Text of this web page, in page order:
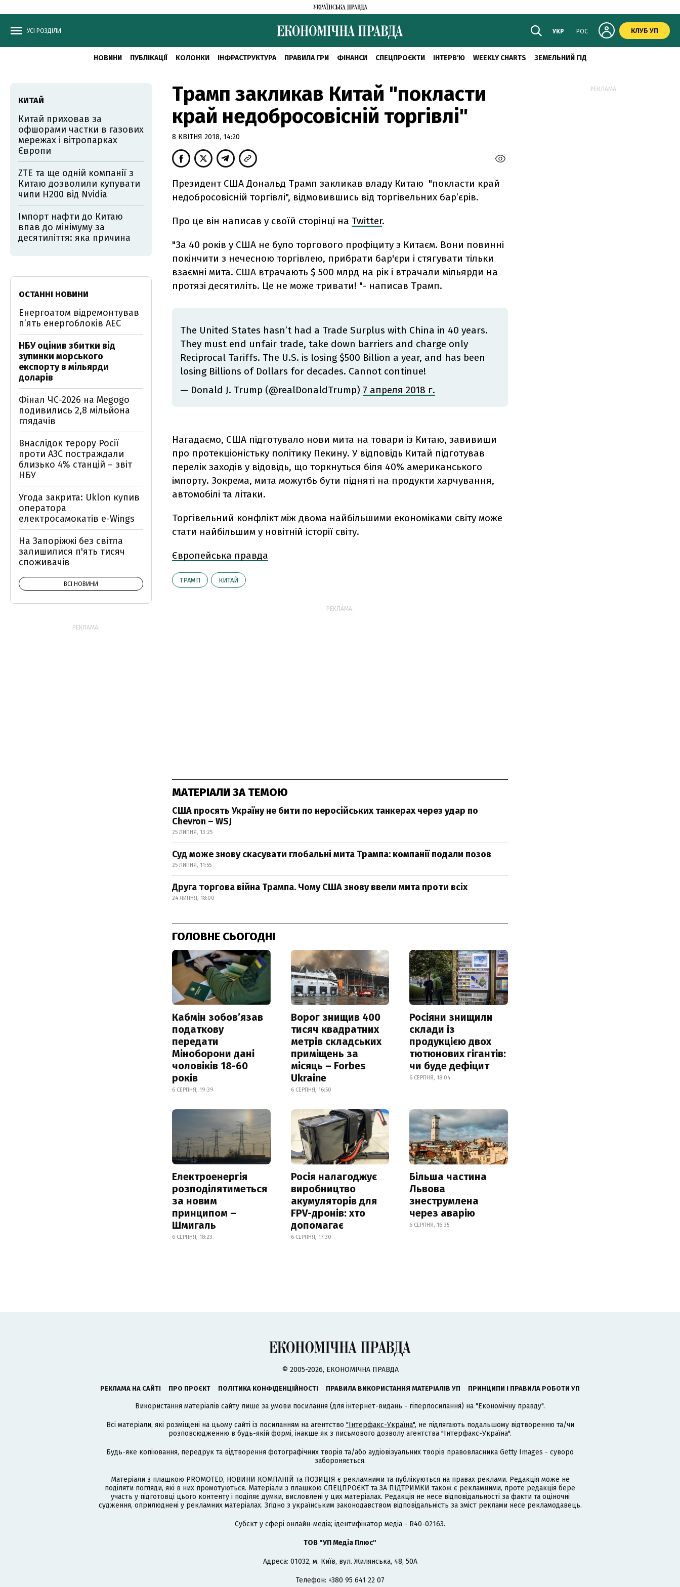
УСІ РОЗДІЛИ УКР РОС КЛУБ УП
НОВИНИ ПУБЛІКАЦІЇ КОЛОНКИ ІНФРАСТРУКТУРА ПРАВИЛА ГРИ ФІНАНСИ СПЕЦПРОЄКТИ ІНТЕРВ'Ю WEEKLY CHARTS ЗЕМЕЛЬНИЙ ГІД
Трамп закликав Китай "покласти
край недобросовісній торгівлі"
8 КВІТНЯ 2018, 14:20
Президент США Дональд Трамп закликав владу Китаю "покласти край
недобросовісній торгівлі", відмовившись від торгівельних бар’єрів.
Про це він написав у своїй сторінці на Twitter.
"За 40 років у США не було торгового профіциту з Китаєм. Вони повинні
покінчити з нечесною торгівлею, прибрати бар'єри і стягувати тільки
взаємні мита. США втрачають $ 500 млрд на рік і втрачали мільярди на
протязі десятиліть. Це не може тривати! "- написав Трамп.
The United States hasn’t had a Trade Surplus with China in 40 years.
They must end unfair trade, take down barriers and charge only
Reciprocal Tariffs. The U.S. is losing $500 Billion a year, and has been
losing Billions of Dollars for decades. Cannot continue!
— Donald J. Trump (@realDonaldTrump) 7 апреля 2018 г.
Нагадаємо, США підготувало нови мита на товари із Китаю, завивиши
про протекціоністьку політику Пекину. У відповідь Китай підготував
перелік заходів у відовідь, що торкнуться біля 40% американського
імпорту. Зокрема, мита можутбь бути підняті на продукти харчування,
автомобілі та літаки.
Торгівельний конфлікт між двома найбільшими економіками світу може
стати найбільшим у новітній історії світу.
Європейська правда
ТРАМП КИТАЙ
РЕКЛАМА:
МАТЕРІАЛИ ЗА ТЕМОЮ
США просять Україну не бити по неросійських танкерах через удар по
Chevron – WSJ
25 ЛИПНЯ, 13:25
Суд може знову скасувати глобальні мита Трампа: компанії подали позов
25 ЛИПНЯ, 11:55
Друга торгова війна Трампа. Чому США знову ввели мита проти всіх
24 ЛИПНЯ, 18:00
ГОЛОВНЕ СЬОГОДНІ
Кабмін зобовʼязав
податкову
передати
Міноборони дані
чоловіків 18-60
років
6 СЕРПНЯ, 19:39
Ворог знищив 400
тисяч квадратних
метрів складських
приміщень за
місяць – Forbes
Ukraine
6 СЕРПНЯ, 16:50
Росіяни знищили
склади із
продукцією двох
тютюнових гігантів:
чи буде дефіцит
6 СЕРПНЯ, 18:04
Електроенергія
розподілятиметься
за новим
принципом –
Шмигаль
6 СЕРПНЯ, 18:23
Росія налагоджує
виробництво
акумуляторів для
FPV-дронів: хто
допомагає
6 СЕРПНЯ, 17:30
Більша частина
Львова
знеструмлена
через аварію
6 СЕРПНЯ, 16:35
КИТАЙ
Китай приховав за
офшорами частки в газових
мережах і вітропарках
Європи
ZTE та ще одній компанії з
Китаю дозволили купувати
чипи H200 від Nvidia
Імпорт нафти до Китаю
впав до мінімуму за
десятиліття: яка причина
ОСТАННІ НОВИНИ
Енергоатом відремонтував
п’ять енергоблоків АЕС
НБУ оцінив збитки від
зупинки морського
експорту в мільярди
доларів
Фінал ЧС-2026 на Megogo
подивились 2,8 мільйона
глядачів
Внаслідок терору Росії
проти АЗС постраждали
близько 4% станцій – звіт
НБУ
Угода закрита: Uklon купив
оператора
електросамокатів e-Wings
На Запоріжжі без світла
залишилися п'ять тисяч
споживачів
ВСІ НОВИНИ
РЕКЛАМА:
РЕКЛАМА:
© 2005-2026, ЕКОНОМІЧНА ПРАВДА
РЕКЛАМА НА САЙТІ ПРО ПРОЄКТ ПОЛІТИКА КОНФІДЕНЦІЙНОСТІ ПРАВИЛА ВИКОРИСТАННЯ МАТЕРІАЛІВ УП ПРИНЦИПИ І ПРАВИЛА РОБОТИ УП
Використання матеріалів сайту лише за умови посилання (для інтернет-видань - гіперпосилання) на "Економічну правду".
Всі матеріали, які розміщені на цьому сайті із посиланням на агентство "Інтерфакс-Україна", не підлягають подальшому відтворенню та/чи
розповсюдженню в будь-якій формі, інакше як з письмового дозволу агентства "Інтерфакс-Україна".
Будь-яке копіювання, передрук та відтворення фотографічних творів та/або аудіовізуальних творів правовласника Getty Images - суворо
забороняється.
Матеріали з плашкою PROMOTED, НОВИНИ КОМПАНІЙ та ПОЗИЦІЯ є рекламними та публікуються на правах реклами. Редакція може не
поділяти погляди, які в них промотуються. Матеріали з плашкою СПЕЦПРОЄКТ та ЗА ПІДТРИМКИ також є рекламними, проте редакція бере
участь у підготовці цього контенту і поділяє думки, висловлені у цих матеріалах. Редакція не несе відповідальності за факти та оціночні
судження, оприлюднені у рекламних матеріалах. Згідно з українським законодавством відповідальність за зміст реклами несе рекламодавець.
Cубєкт у сфері онлайн-медіа; ідентифікатор медіа - R40-02163.
ТОВ "УП Медіа Плюс"
Адреса: 01032, м. Київ, вул. Жилянська, 48, 50А
Телефон: +380 95 641 22 07